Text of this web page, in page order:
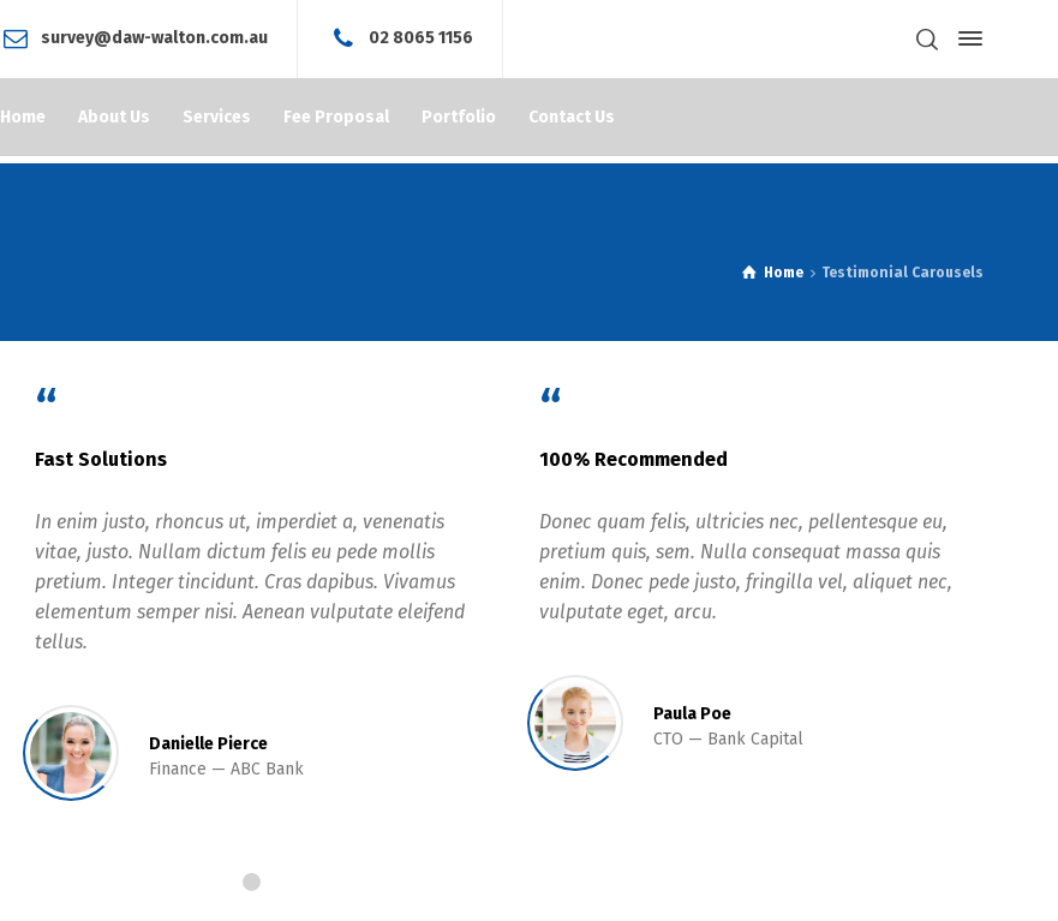
survey@daw-walton.com.au 02 8065 1156
Home About Us Services Fee Proposal Portfolio Contact Us
Home Testimonial Carousels
“
Fast Solutions
In enim justo, rhoncus ut, imperdiet a, venenatis
vitae, justo. Nullam dictum felis eu pede mollis
pretium. Integer tincidunt. Cras dapibus. Vivamus
elementum semper nisi. Aenean vulputate eleifend
tellus.
Danielle Pierce
Finance
ABC Bank
“
100% Recommended
Donec quam felis, ultricies nec, pellentesque eu,
pretium quis, sem. Nulla consequat massa quis
enim. Donec pede justo, fringilla vel, aliquet nec,
vulputate eget, arcu.
Paula Poe
CTO
Bank Capital